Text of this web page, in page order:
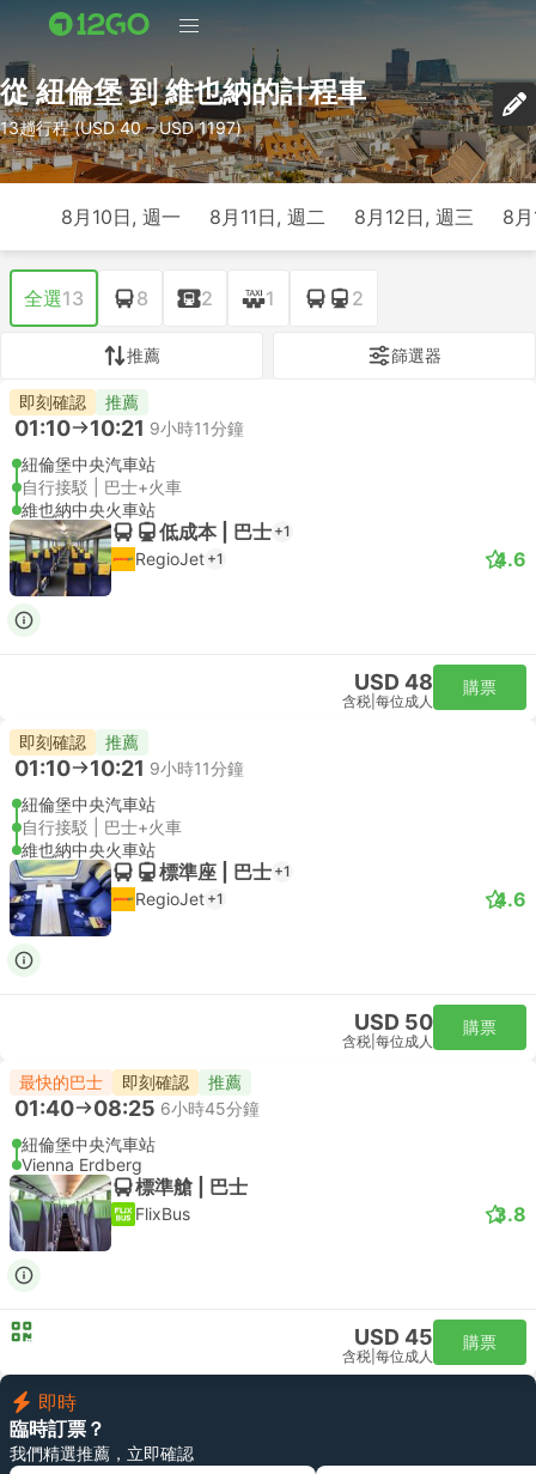
從 紐倫堡 到 維也納的計程車
13趟行程 (USD 40 – USD 1197)
8月10日, 週一 8月11日, 週二 8月12日, 週三 8
全選13 8 2 1 2
推薦 篩選器
即刻確認 推薦
01:10 10:21 9小時11分鐘
紐倫堡中央汽車站
自行接駁 | 巴士+火車
維也納中央火車站
低成本 | 巴士 +1
RegioJet +1 4.6
USD 48
含税 每位成人
購票
即刻確認 推薦
01:10 10:21 9小時11分鐘
紐倫堡中央汽車站
自行接駁 | 巴士+火車
維也納中央火車站
標準座 | 巴士 +1
RegioJet +1 4.6
USD 50
含税 每位成人
購票
最快的巴士 即刻確認 推薦
01:40 08:25 6小時45分鐘
紐倫堡中央汽車站
Vienna Erdberg
標準艙 | 巴士
FlixBus 3.8
USD 45
含税 每位成人
購票
即時
臨時訂票？
我們精選推薦，立即確認